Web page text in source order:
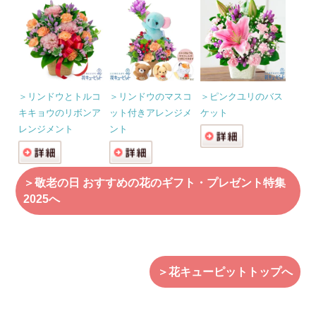
＞リンドウとトルコ
キキョウのリボンア
レンジメント
＞リンドウのマスコ
ット付きアレンジメ
ント
＞ピンクユリのバス
ケット
＞敬老の日 おすすめの花のギフト・プレゼント特集
2025へ
＞花キューピットトップへ